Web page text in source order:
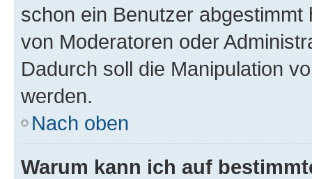
schon ein Benutzer
von Moderatoren oder
Dadurch soll die Manipulation
werden.
Nach oben
Warum kann ich auf